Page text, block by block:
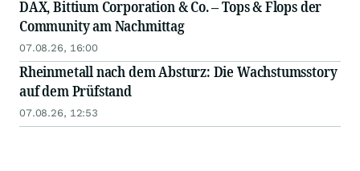
DAX, Bittium Corporation & Co. – Tops & Flops der
Community am Nachmittag
07.08.26, 16:00
Rheinmetall nach dem Absturz: Die Wachstumsstory
auf dem Prüfstand
07.08.26, 12:53